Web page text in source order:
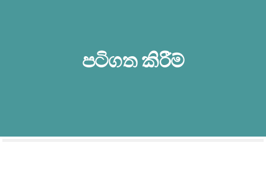
පටිගත කිරීම්